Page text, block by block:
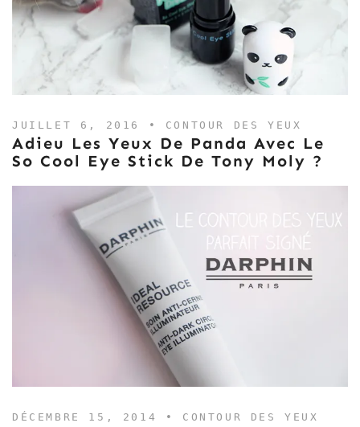
JUILLET 6, 2016 • CONTOUR DES YEUX
Adieu Les Yeux De Panda Avec Le
So Cool Eye Stick De Tony Moly ?
DÉCEMBRE 15, 2014 • CONTOUR DES YEUX